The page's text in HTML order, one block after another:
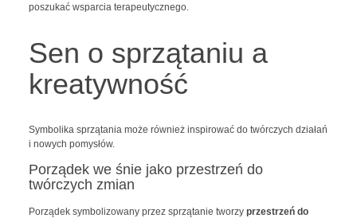
poszukać wsparcia terapeutycznego.
Sen o sprzątaniu a
kreatywność
Symbolika sprzątania może również inspirować do twórczych działań
i nowych pomysłów.
Porządek we śnie jako przestrzeń do
twórczych zmian
Porządek symbolizowany przez sprzątanie tworzy przestrzeń do